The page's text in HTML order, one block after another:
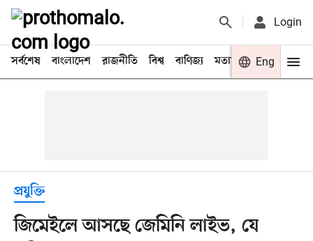
Login
সর্বশেষ বাংলাদেশ রাজনীতি বিশ্ব বাণিজ্য মতামত খেলা
Eng
প্রযুক্তি
জিমেইলে আসছে জেমিনি লাইভ, যে